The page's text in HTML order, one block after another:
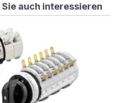
auch interessieren